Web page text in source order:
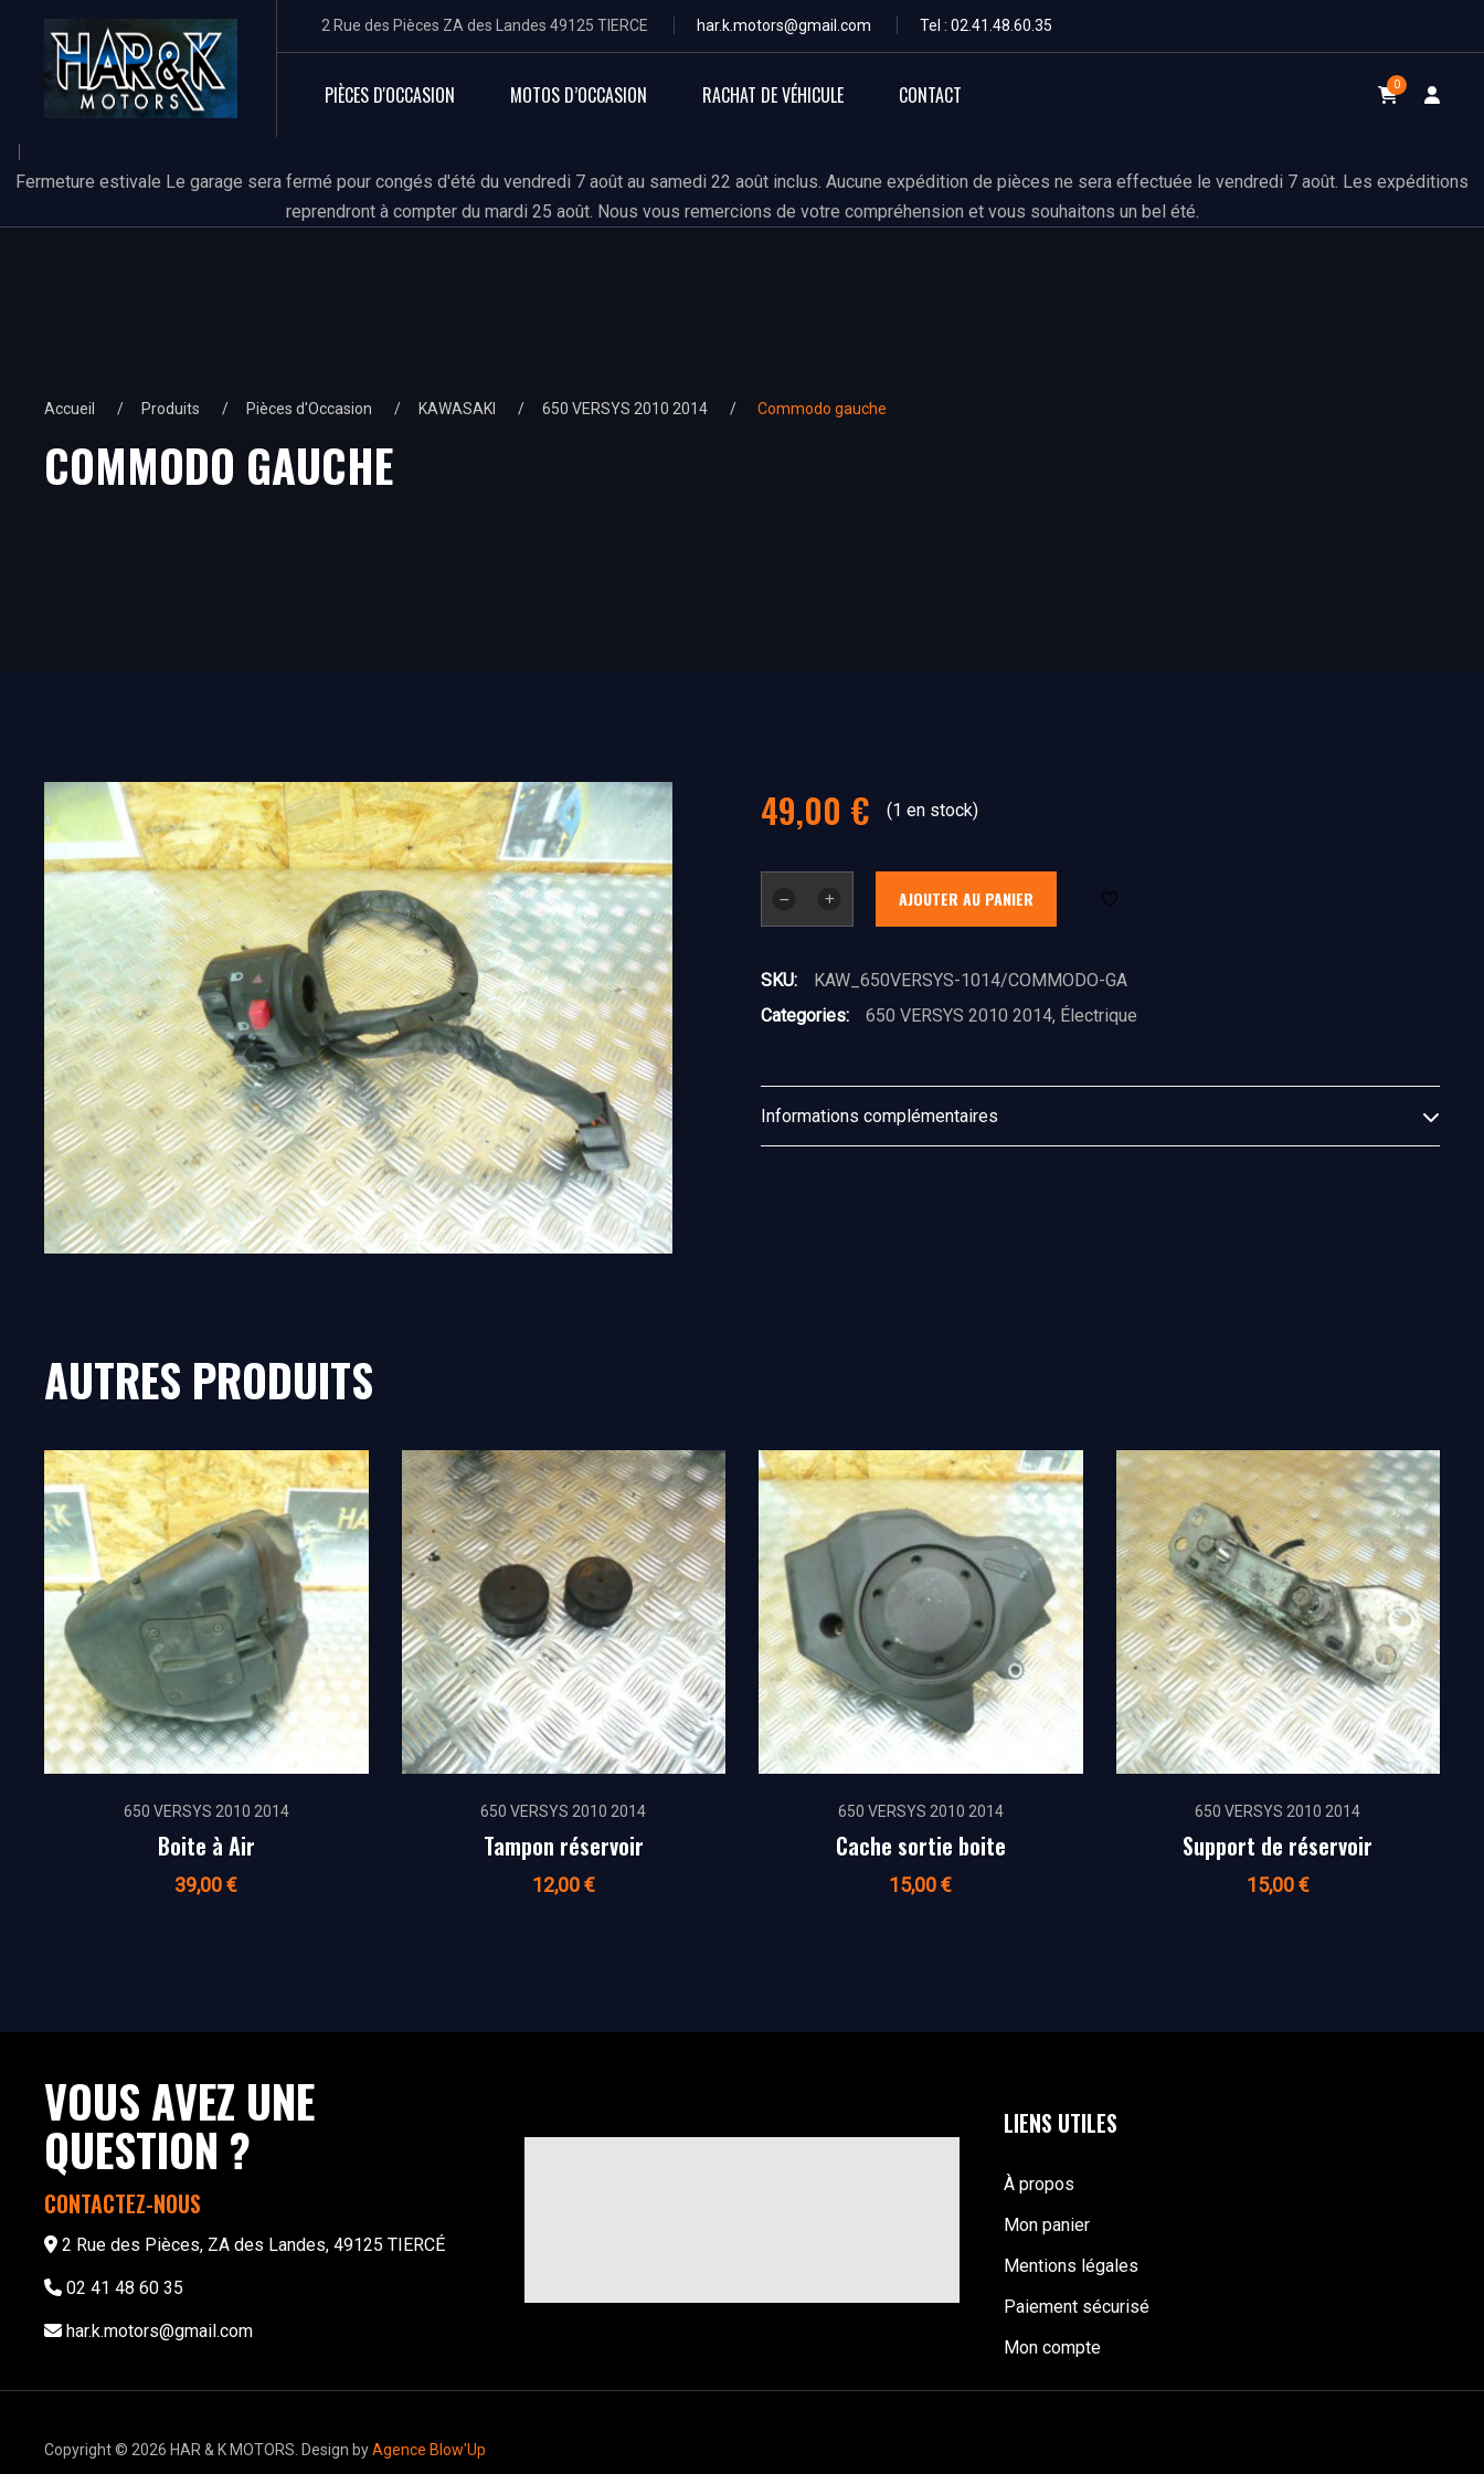
2 Rue des Pièces ZA des Landes 49125 TIERCE har.k.motors@gmail.com Tel : 02.41.48.60.35
PIÈCES D'OCCASION MOTOS D’OCCASION RACHAT DE VÉHICULE CONTACT 0
Fermeture estivale Le garage sera fermé pour congés d'été du vendredi 7 août au samedi 22 août inclus. Aucune expédition de pièces ne sera effectuée le vendredi 7 août. Les expéditions
reprendront à compter du mardi 25 août. Nous vous remercions de votre compréhension et vous souhaitons un bel été.
Accueil Produits Pièces d'Occasion KAWASAKI 650 VERSYS 2010 2014 Commodo gauche
COMMODO GAUCHE
49,00 € (1 en stock)
gauche
AJOUTER AU PANIER
SKU:
KAW_650VERSYS-1014/COMMODO-GA
Categories:
650 VERSYS 2010 2014, Électrique
Informations complémentaires
AUTRES PRODUITS
650 VERSYS 2010 2014
Boite à Air
39,00€
650 VERSYS 2010 2014
Tampon réservoir
12,00€
650 VERSYS 2010 2014
Cache sortie boite
15,00€
650 VERSYS 2010 2014
Support de réservoir
15,00€
VOUS AVEZ UNE
QUESTION ?
CONTACTEZ-NOUS
2 Rue des Pièces, ZA des Landes, 49125 TIERCÉ
02 41 48 60 35
har.k.motors@gmail.com
LIENS UTILES
À propos
Mon panier
Mentions légales
Paiement sécurisé
Mon compte
Copyright © 2026 HAR & K MOTORS. Design byAgence Blow'Up